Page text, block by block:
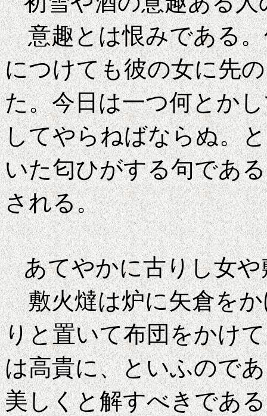
意趣とは恨みである。
につけても彼の女に先
た。今日は一つ何とか
してやらねばならぬ。
いた匂ひがする句であ
される。
あてやかに古り
敷火燵は炉に矢倉をか
りと置いて布団をかけ
は高貴に、といふので
美しくと解すべきであ